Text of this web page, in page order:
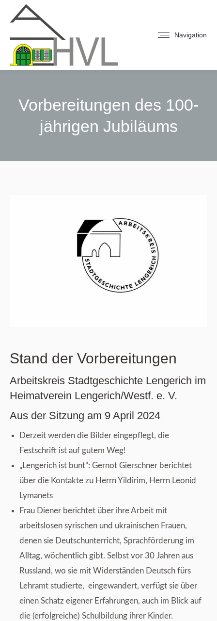
Navigation
Vorbereitungen des 100-
jährigen Jubiläums
Stand der Vorbereitungen
Arbeitskreis Stadtgeschichte Lengerich im
Heimatverein Lengerich/Westf. e. V.
Aus der Sitzung am 9 April 2024
Derzeit werden die Bilder eingepflegt, die
Festschrift ist auf gutem Weg!
„Lengerich ist bunt“: Gernot Gierschner berichtet
über die Kontakte zu Herrn Yildirim, Herrn Leonid
Lymanets
Frau Diener berichtet über ihre Arbeit mit
arbeitslosen syrischen und ukrainischen Frauen,
denen sie Deutschunterricht, Sprachförderung im
Alltag, wöchentlich gibt. Selbst vor 30 Jahren aus
Russland, wo sie mit Widerständen Deutsch fürs
Lehramt studierte, eingewandert, verfügt sie über
einen Schatz eigener Erfahrungen, auch im Blick auf
die (erfolgreiche) Schulbildung ihrer Kinder.